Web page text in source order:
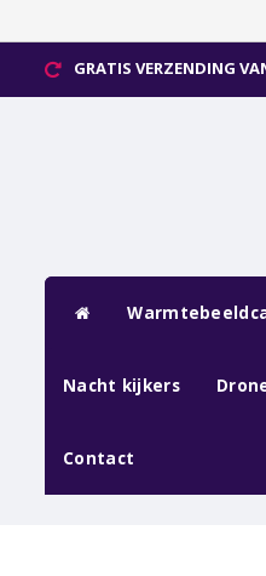
GRATIS VERZENDING
Nacht kijkers
Contact